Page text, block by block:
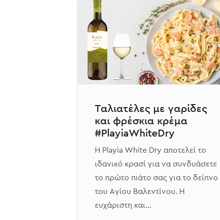
Ταλιατέλες με γαρίδες
και φρέσκια κρέμα
#PlayiaWhiteDry
Η Playia White Dry αποτελεί το
ιδανικό κρασί για να συνδυάσετε
το πρώτο πιάτο σας για το δείπνο
του Αγίου Βαλεντίνου. Η
ευχάριστη και…